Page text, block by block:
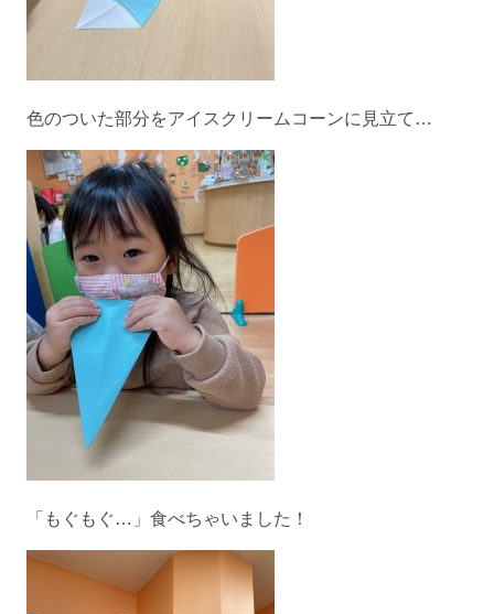
色のついた部分をアイスクリームコーンに見立て…
「もぐもぐ…」食べちゃいました！